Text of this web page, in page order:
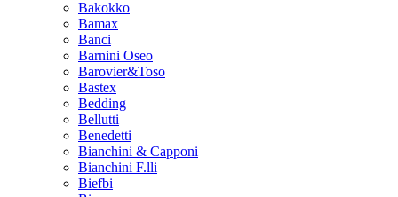
Bakokko
Bamax
Banci
Barnini Oseo
Barovier&Toso
Bastex
Bedding
Bellutti
Benedetti
Bianchini & Capponi
Bianchini F.lli
Biefbi